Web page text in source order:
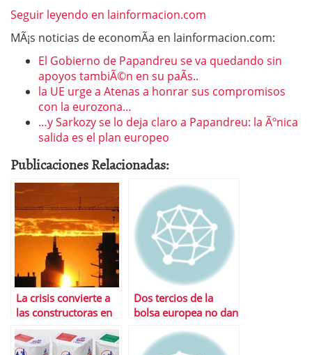
Seguir leyendo en lainformacion.com
MÃ¡s noticias de economÃ­a en lainformacion.com:
El Gobierno de Papandreu se va quedando sin
apoyos tambiÃ©n en su paÃ­s..
la UE urge a Atenas a honrar sus compromisos
con la eurozona…
…y Sarkozy se lo deja claro a Papandreu: la Ãºnica
salida es el plan europeo
Publicaciones Relacionadas:
La crisis convierte a
las constructoras en
el caramelo mÃ¡s
dulce del Ibex
Dos tercios de la
bolsa europea no dan